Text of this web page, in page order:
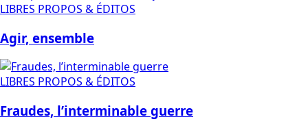
LIBRES PROPOS & ÉDITOS
Agir, ensemble
LIBRES PROPOS & ÉDITOS
Fraudes, l’interminable guerre